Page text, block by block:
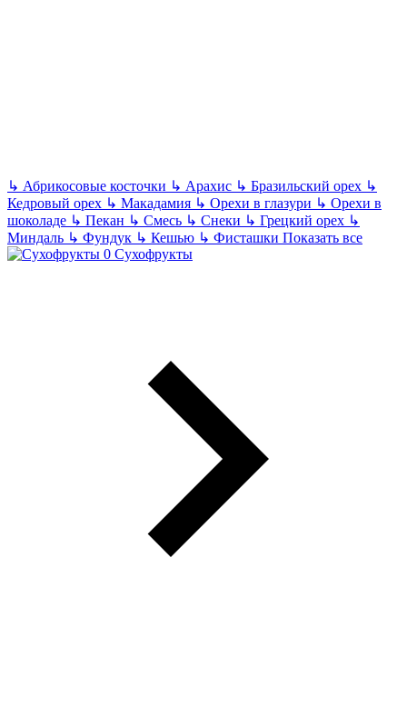
↳ Абрикосовые косточки ↳ Арахис ↳ Бразильский орех ↳
Кедровый орех ↳ Макадамия ↳ Орехи в глазури ↳ Орехи в
шоколаде ↳ Пекан ↳ Смесь ↳ Снеки ↳ Грецкий орех ↳
Миндаль ↳ Фундук ↳ Кешью ↳ Фисташки Показать все
Сухофрукты